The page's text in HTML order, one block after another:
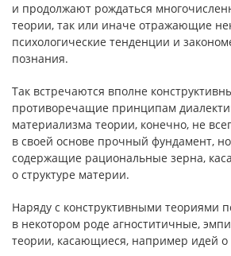
и продолжают рождаться
теории, так или иначе отражающие
психологические тенденции и
познания.
Так встречаются вполне
противоречащие принципам
материализма теории, конечно, не
в своей основе прочный фундамент,
содержащие рациональные зерна,
о структуре материи.
Наряду с конструктивными теориями
в некотором роде агноститичные,
теории, касающиеся, например идей о